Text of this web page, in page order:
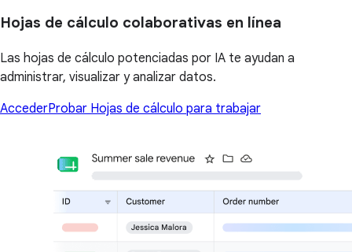
Hojas de cálculo colaborativas en línea
Las hojas de cálculo potenciadas por IA te ayudan a
administrar, visualizar y analizar datos.
AccederProbar Hojas de cálculo para trabajar